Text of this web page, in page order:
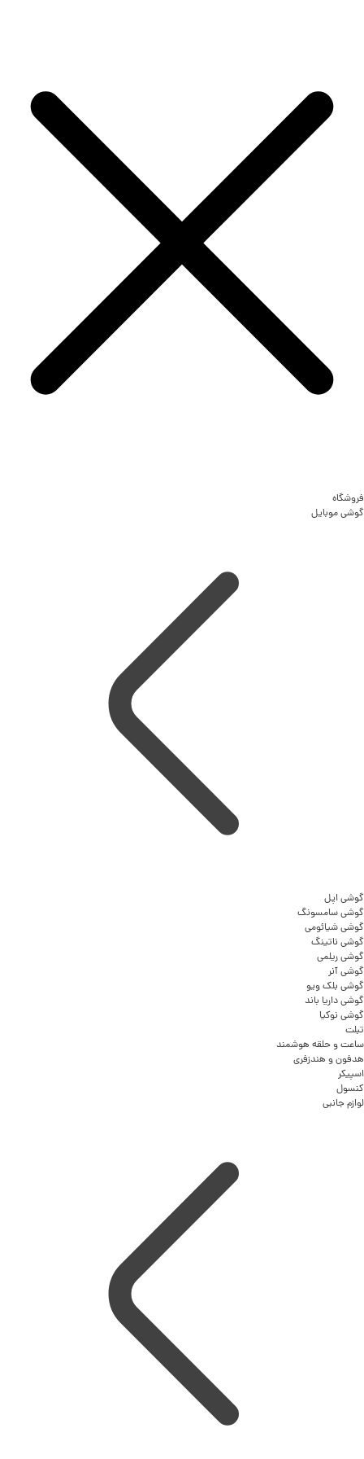
فروشگاه
گوشی موبایل
گوشی اپل
گوشی سامسونگ
گوشی شیائومی
گوشی ناتینگ
گوشی ریلمی
گوشی آنر
گوشی بلک ویو
گوشی داریا باند
گوشی نوکیا
تبلت
ساعت و حلقه هوشمند
هدفون و هندزفری
اسپیکر
کنسول
لوازم جانبی